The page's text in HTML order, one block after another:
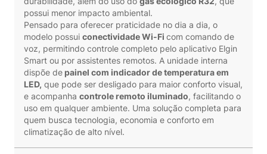
possui menor impacto ambiental.
Pensado para oferecer praticidade no dia a dia, o
modelo possui conectividade Wi-Fi com comando de
voz, permitindo controle completo pelo aplicativo Elgin
Smart ou por assistentes remotos. A unidade interna
dispõe de painel com indicador de temperatura em
LED, que pode ser desligado para maior conforto visual,
e acompanha controle remoto iluminado, facilitando o
uso em qualquer ambiente. Uma solução completa para
quem busca tecnologia, economia e conforto em
climatização de alto nível.